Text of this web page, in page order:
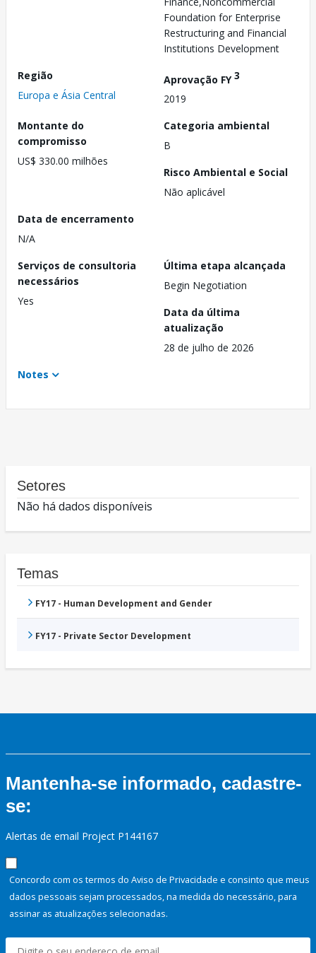
Foundation for Enterprise
Restructuring and Financial
Institutions Development
Região
Europa e Ásia Central
Aprovação FY3
2019
Montante do
compromisso
US$ 330.00 milhões
Categoria ambiental
B
Risco Ambiental e Social
Não aplicável
Data de encerramento
N/A
Serviços de consultoria
necessários
Yes
Última etapa alcançada
Begin Negotiation
Data da última
atualização
28 de julho de 2026
Notes
Setores
Não há dados disponíveis
Temas
FY17 - Human Development and Gender
FY17 - Private Sector Development
Mantenha-se informado, cadastre-
se:
Alertas de email Project P144167
Concordo com os termos do Aviso de Privacidade e consinto que meus
dados pessoais sejam processados, na medida do necessário, para
assinar as atualizações selecionadas.